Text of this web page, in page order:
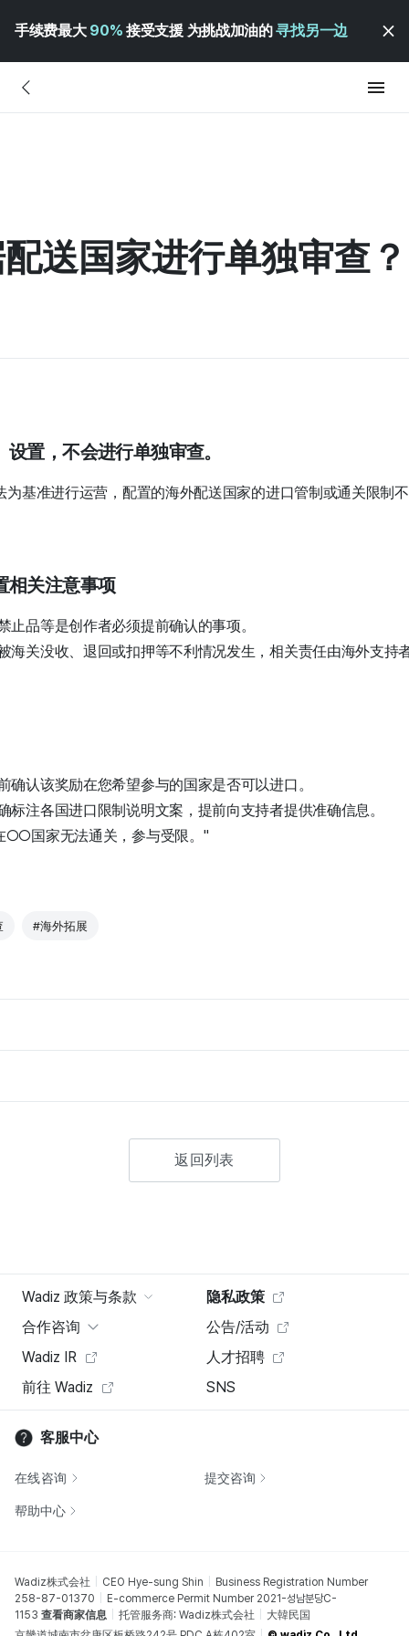
手续费最大 90% 接受支援 为挑战加油的寻找另一边
送国家进行单独审查？
置，不会进行单独审查。
为基准进行运营，配置的海外配送国家的进口管制或通关限制
相关注意事项
止品等是创作者必须提前确认的事项。
海关没收、退回或扣押等不利情况发生，相关责任由海外支持
确认该奖励在您希望参与的国家是否可以进口。
标注各国进口限制说明文案，提前向支持者提供准确信息。
○○国家无法通关，参与受限。"
#海外拓展
返回列表
Wadiz 政策与条款
隐私政策
合作咨询
公告/活动
Wadiz IR
人才招聘
前往 Wadiz
SNS
客服中心
在线咨询 提交咨询
帮助中心
Wadiz株式会社 CEO Hye-sung Shin
Business Registration Number
258-87-01370
E-commerce Permit Number 2021-성남분당C-
1153 查看商家信息 托管服务商: Wadiz株式会社
大韓民国